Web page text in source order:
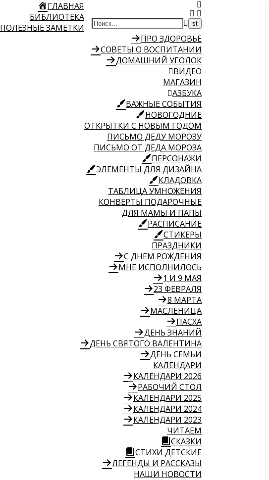
ГЛАВНАЯ
БИБЛИОТЕКА
ПОЛЕЗНЫЕ ЗАМЕТКИ
ПРО ЗДОРОВЬЕ
СОВЕТЫ О ВОСПИТАНИИ
ДОМАШНИЙ УГОЛОК
ВИДЕО
МАГАЗИН
АЗБУКА
ВАЖНЫЕ СОБЫТИЯ
НОВОГОДНИЕ
ОТКРЫТКИ С НОВЫМ ГОДОМ
ПИСЬМО ДЕДУ МОРОЗУ
ПИСЬМО ОТ ДЕДА МОРОЗА
ПЕРСОНАЖИ
ЭЛЕМЕНТЫ ДЛЯ ДИЗАЙНА
КЛАДОВКА
ТАБЛИЦА УМНОЖЕНИЯ
КОНВЕРТЫ ПОДАРОЧНЫЕ
ДЛЯ МАМЫ И ПАПЫ
РАСПИСАНИЕ
СТИКЕРЫ
ПРАЗДНИКИ
С ДНЕМ РОЖДЕНИЯ
МНЕ ИСПОЛНИЛОСЬ
1 И 9 МАЯ
23 ФЕВРАЛЯ
8 МАРТА
МАСЛЕНИЦА
ПАСХА
ДЕНЬ ЗНАНИЙ
ДЕНЬ СВЯТОГО ВАЛЕНТИНА
ДЕНЬ СЕМЬИ
КАЛЕНДАРИ
КАЛЕНДАРИ 2026
РАБОЧИЙ СТОЛ
КАЛЕНДАРИ 2025
КАЛЕНДАРИ 2024
КАЛЕНДАРИ 2023
ЧИТАЕМ
СКАЗКИ
СТИХИ ДЕТСКИЕ
ЛЕГЕНДЫ И РАССКАЗЫ
НАШИ НОВОСТИ